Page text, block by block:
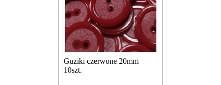
Guziki czerwone 20mm
10szt.